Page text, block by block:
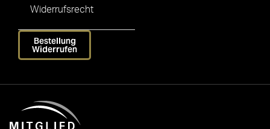
Widerrufsrecht
Bestellung
Widerrufen